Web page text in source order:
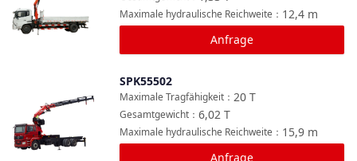
12,4 m
Maximale hydraulische Reichweite ：
Anfrage
SPK55502
20 T
Maximale Tragfähigkeit ：
6,02 T
Gesamtgewicht ：
15,9 m
Maximale hydraulische Reichweite ：
Anfrage